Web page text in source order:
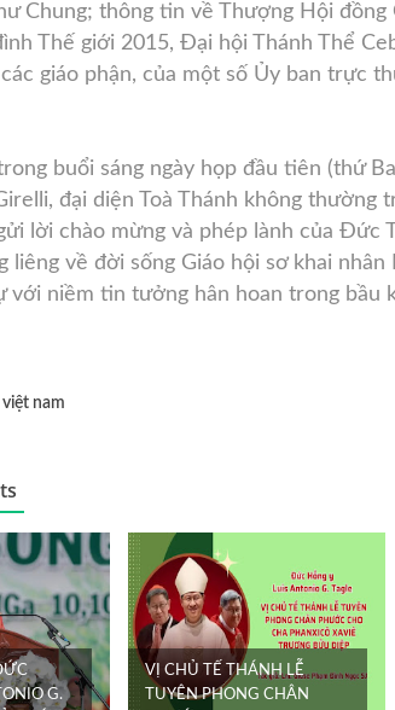
Chung; thông tin về Thượng Hội đồng
Thế giới 2015, Đại hội Thánh Thể
giáo phận, của một số Ủy ban trực
buổi sáng ngày họp đầu tiên (thứ
đại diện Toà Thánh không thường
lời chào mừng và phép lành của Đức
liêng về đời sống Giáo hội sơ khai
với niềm tin tưởng hân hoan trong bầu
nam
G.
VỊ CHỦ TẾ THÁNH LỄ
TUYÊN PHONG CHÂN